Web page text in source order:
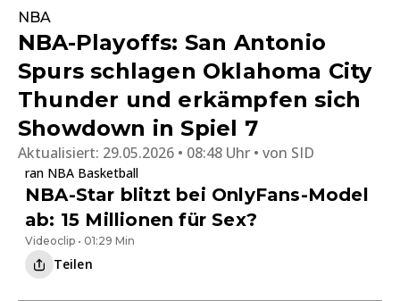
NBA
NBA-Playoffs: San Antonio
Spurs schlagen Oklahoma City
Thunder und erkämpfen sich
Showdown in Spiel 7
Aktualisiert: 29.05.2026 • 08:48 Uhr von SID
ran NBA Basketball
NBA-Star blitzt bei OnlyFans-Model
ab: 15 Millionen für Sex?
Videoclip • 01:29 Min
Teilen